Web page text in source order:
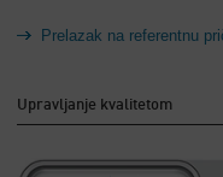
Prelazak na referentnu
Upravljanje kvalitetom